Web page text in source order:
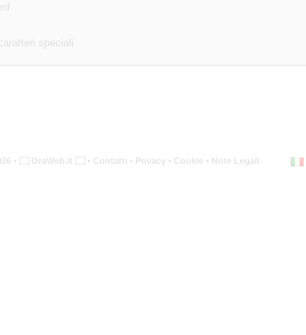
speciali
• • Contatti • Privacy • Cookie • Note Legali